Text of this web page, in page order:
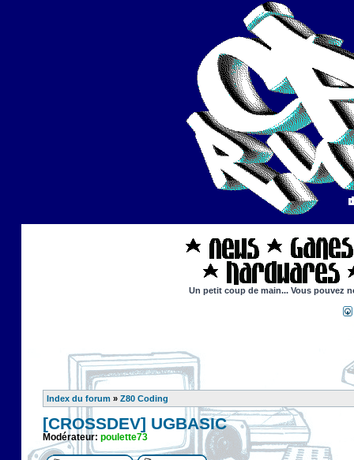
Un petit coup de main... Vous pouvez
Index du forum » Z80 Coding
[CROSSDEV] UGBASIC
Modérateur: poulette73